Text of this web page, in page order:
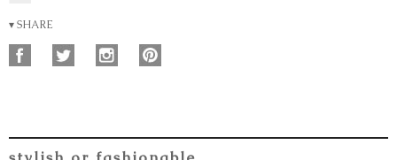
▾ SHARE